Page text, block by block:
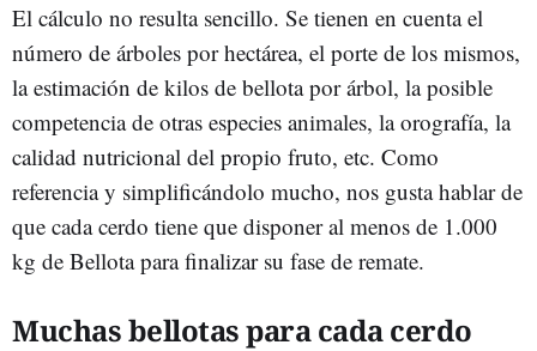
El cálculo no resulta sencillo. Se tienen en cuenta el
número de árboles por hectárea, el porte de los mismos,
la estimación de kilos de bellota por árbol, la posible
competencia de otras especies animales, la orografía, la
calidad nutricional del propio fruto, etc. Como
referencia y simplificándolo mucho, nos gusta hablar de
que cada cerdo tiene que disponer al menos de 1.000
kg de Bellota para finalizar su fase de remate.
Muchas bellotas para cada cerdo